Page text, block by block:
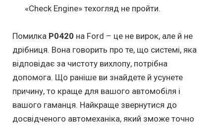
«Check Engine» техогляд не пройти.
Помилка P0420 на Ford – це не вирок, але й не
дрібниця. Вона говорить про те, що системі, яка
відповідає за чистоту вихлопу, потрібна
допомога. Що раніше ви знайдете й усунете
причину, то краще для вашого автомобіля і
вашого гаманця. Найкраще звернутися до
досвідченого автомеханіка, який зможе точно